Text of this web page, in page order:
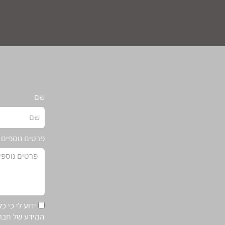
שם
פרטים נוספים
ידוע לי כי